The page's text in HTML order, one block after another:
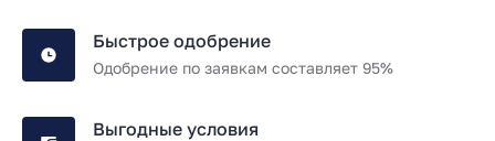
Быстрое одобрение
Одобрение по заявкам составляет 95%
Выгодные условия